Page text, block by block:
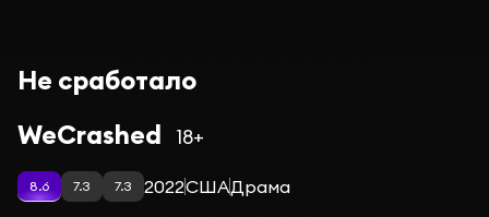
Не сработало
WeCrashed
18+
8.6 7.3 7.3 2022СШАДрама